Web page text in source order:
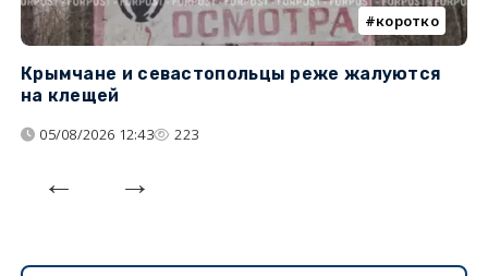
коротко
Крымчане и севастопольцы реже жалуются
на клещей
05/08/2026 12:43 223